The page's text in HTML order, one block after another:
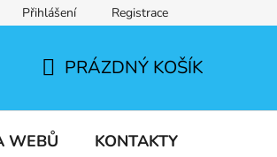
Přihlášení Registrace
KOŠÍK
PRÁZDNÝ KOŠÍK
WEBŮ KONTAKTY